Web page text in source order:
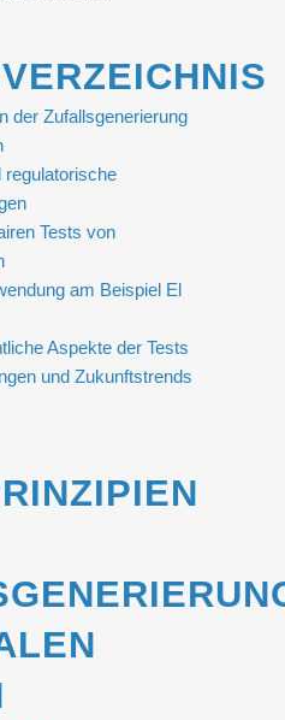
der Zufallsgenerierung
regulatorische
Tests von
am Beispiel El
Aspekte der Tests
und Zukunftstrends